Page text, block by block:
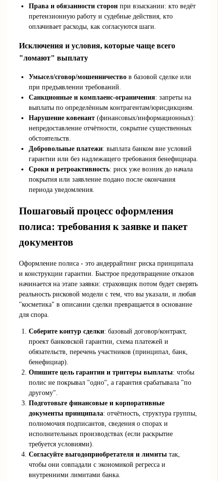
Права и обязанности сторон при взыскании: кто ведёт
претензионную работу и судебные действия, кто
оплачивает расходы, как согласуются шаги.
Исключения и условия, которые чаще всего
"ломают" выплату
Умысел/сговор/мошенничество в базовой сделке или
при предъявлении требований.
Санкционные и комплаенс-ограничения: запреты на
выплаты по определённым контрагентам/юрисдикциям.
Нарушение ковенант (финансовых/информационных):
непредоставление отчётности, сокрытие существенных
обстоятельств.
Добровольные платежи: выплата банком вне условий
гарантии или без надлежащего требования бенефициара.
Сроки и ретроактивность: риск уже возник до начала
покрытия или заявление подано после окончания
периода уведомления.
Пошаговый процесс оформления
полиса: требования к заявке и пакет
документов
Оформление полиса - это андеррайтинг риска принципала
и конструкции гарантии. Быстрое предотвращение отказов
начинается на этапе заявки: страховщик потом будет сверять
реальность рисковой модели с тем, что вы указали, и любая
"косметика" в описании сделки превращается в основание
для спора.
Соберите контур сделки: базовый договор/контракт,
проект банковской гарантии, схема платежей и
обязательств, перечень участников (принципал, банк,
бенефициар).
Опишите цель гарантии и триггеры выплаты: чтобы
полис не покрывал "одно", а гарантия срабатывала "по
другому".
Подготовьте финансовые и корпоративные
документы принципала: отчётность, структура группы,
полномочия подписантов, сведения о спорах и
исполнительных производствах (если раскрытие
требуется условиями).
Согласуйте выгодоприобретателя и лимиты так,
чтобы они совпадали с экономикой регресса и
внутренними лимитами банка.